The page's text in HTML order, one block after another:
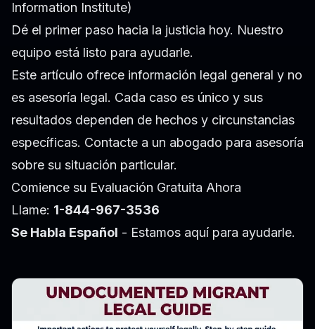
Information Institute)
Dé el primer paso hacia la justicia hoy. Nuestro
equipo está listo para ayudarle.
Este artículo ofrece información legal general y no
es asesoría legal. Cada caso es único y sus
resultados dependen de hechos y circunstancias
específicas. Contacte a un abogado para asesoría
sobre su situación particular.
Comience su Evaluación Gratuita Ahora
Llame: 1-844-967-3536
Se Habla Español - Estamos aquí para ayudarle.